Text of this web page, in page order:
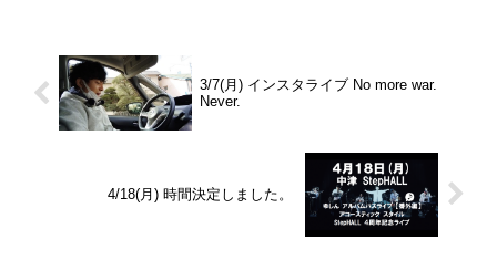
3/7(月) インスタライブ No more war.
Never.
4/18(月) 時間決定しました。